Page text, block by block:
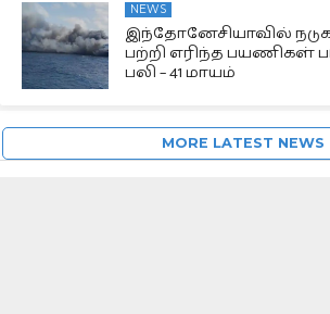
NEWS
இந்தோனேசியாவில்
பற்றி எரிந்த பயணிகள்
பலி – 41 மாயம்
MORE LATEST NEWS